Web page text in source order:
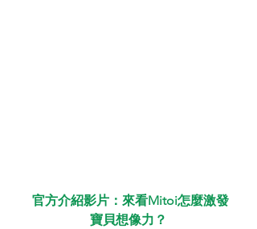
寶貝想像力？